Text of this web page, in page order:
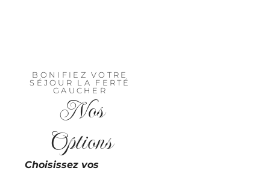
BONIFIEZ VOTRE
SÉJOUR LA FERTÉ
GAUCHER
Nos
Options
Choisissez vos